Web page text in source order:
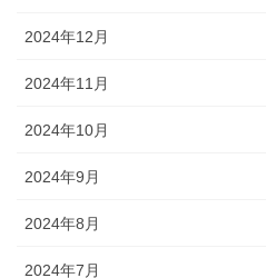
2024年12月
2024年11月
2024年10月
2024年9月
2024年8月
2024年7月